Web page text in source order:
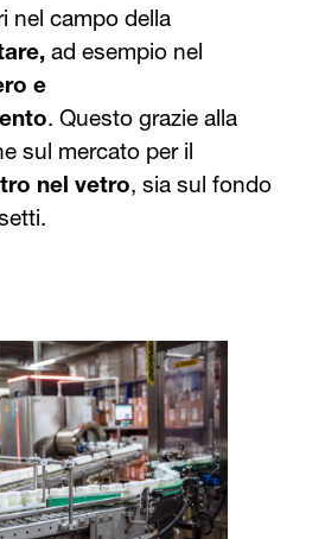
nel campo della
ad esempio nel
e
. Questo grazie alla
sul mercato per il
nel vetro, sia sul fondo